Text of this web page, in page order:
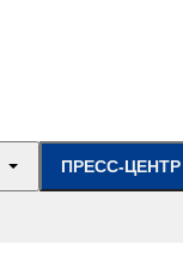
ПРЕСС-ЦЕНТР